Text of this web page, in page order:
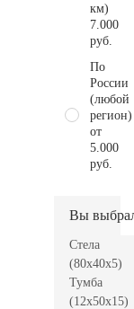
км)
7.000
руб.
По
России
(любой
регион)
от
5.000
руб.
Вы
Стела
(80x40x5)
Тумба
(12x50x15)